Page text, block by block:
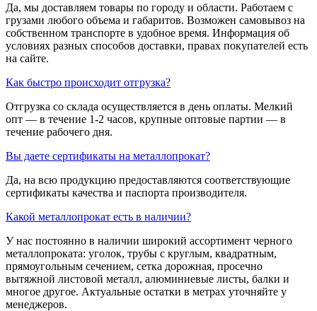
Да, мы доставляем товары по городу и области. Работаем с
грузами любого объема и габаритов. Возможен самовывоз на
собственном транспорте в удобное время. Информация об
условиях разных способов доставки, правах покупателей есть
на сайте.
Как быстро происходит отгрузка?
Отгрузка со склада осуществляется в день оплаты. Мелкий
опт — в течение 1-2 часов, крупные оптовые партии — в
течение рабочего дня.
Вы даете сертификаты на металлопрокат?
Да, на всю продукцию предоставляются соответствующие
сертификаты качества и паспорта производителя.
Какой металлопрокат есть в наличии?
У нас постоянно в наличии широкий ассортимент черного
металлопроката: уголок, трубы с круглым, квадратным,
прямоугольным сечением, сетка дорожная, просечно
вытяжной листовой металл, алюминиевые листы, балки и
многое другое. Актуальные остатки в метрах уточняйте у
менеджеров.